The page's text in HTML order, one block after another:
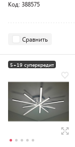
Код: 388575
Сравнить
5+19 суперкредит